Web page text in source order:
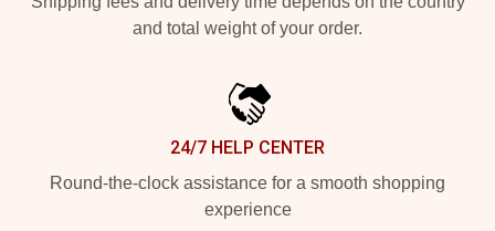
and total weight of your order.
24/7 HELP CENTER
Round-the-clock assistance for a smooth shopping
experience